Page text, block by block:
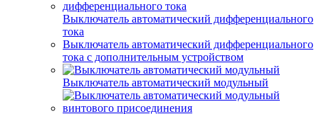
Выключатель автоматический дифференциального
тока
Выключатель автоматический дифференциального
тока с дополнительным устройством
Выключатель автоматический модульный